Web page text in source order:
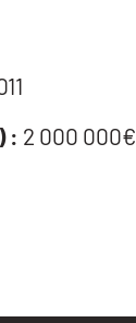
: 2 000 000€